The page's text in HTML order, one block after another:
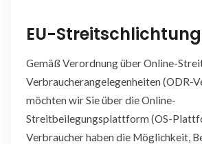
EU-Streitschlichtung
Gemäß Verordnung über Online-
Verbraucherangelegenheiten (ODR-
möchten wir Sie über die Online-
Streitbeilegungsplattform (OS-
Verbraucher haben die Möglichkeit,